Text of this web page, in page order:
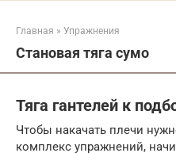
Главная » Упражнения
Становая тяга сумо
Тяга гантелей к
Чтобы накачать плечи
комплекс упражнений,